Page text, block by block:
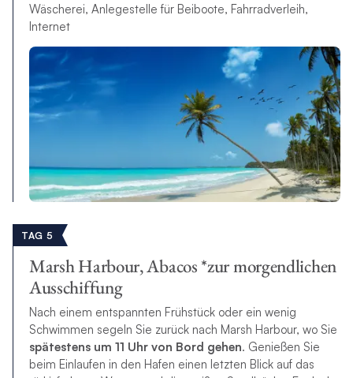
Wäscherei, Anlegestelle für Beiboote, Fahrradverleih,
Internet
TAG 5
Marsh Harbour, Abacos *zur morgendlichen
Ausschiffung
Nach einem entspannten Frühstück oder ein wenig
Schwimmen segeln Sie zurück nach Marsh Harbour, wo Sie
spätestens um 11 Uhr von Bord gehen. Genießen Sie
beim Einlaufen in den Hafen einen letzten Blick auf das